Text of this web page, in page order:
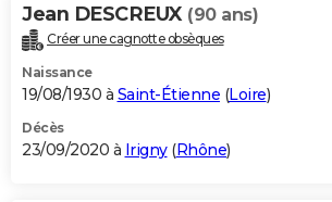
Bricolage
Lifestyle
Culture
Sport
Auto
Television
Voyage
Cinema
Jean DESCREUX (90 ans)
Créer une cagnotte obsèques
Naissance
19/08/1930 à Saint-Étienne (Loire)
Décès
23/09/2020 à Irigny(Rhône)